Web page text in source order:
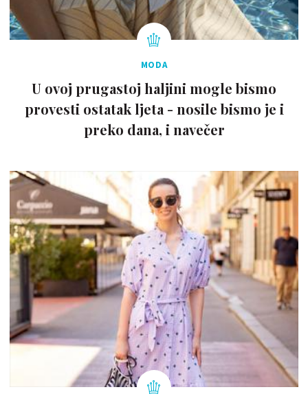
MODA
U ovoj prugastoj haljini mogle bismo
provesti ostatak ljeta - nosile bismo je i
preko dana, i navečer